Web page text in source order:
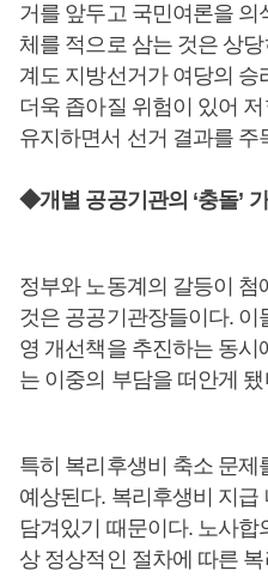
거를 앞두고 국민여론을
체를 적으로 삼는 것은 상
계도 지방선거가 여당의
더욱 좁아질 위험이 있어
유지하면서 선거 결과를 주
◆개별 공공기관의 ‘충돌’
정부와 노동계의 갈등이
것은 공공기관장들이다.
영 개선책을 추진하는 동시
는 이중의 부담을 떠안게 됐
특히 복리후생비 축소 문제
예상된다. 복리후생비 지급
담겨있기 때문이다. 노사합
상 정상적인 절차에 따른